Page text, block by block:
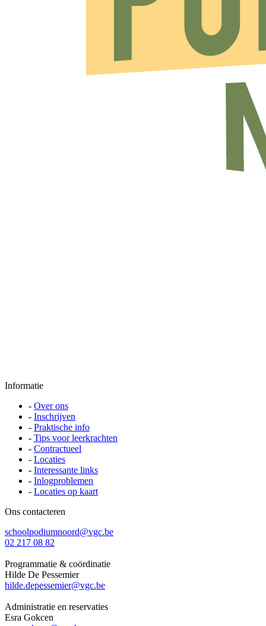
Informatie
- Over ons
- Inschrijven
- Praktische info
- Tips voor leerkrachten
- Contractueel
- Locaties
- Interessante links
- Inlogproblemen
- Locaties op kaart
Ons contacteren
schoolpodiumnoord@vgc.be
02 217 08 82
Programmatie & coördinatie
Hilde De Pessemier
hilde.depessemier@vgc.be
Administratie en reservaties
Esra Gokcen